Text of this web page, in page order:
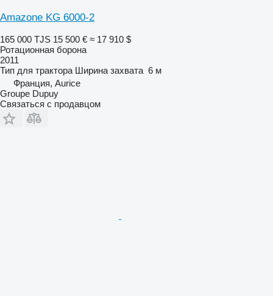
Amazone KG 6000-2
165 000 TJS 15 500 € ≈ 17 910 $
Ротационная борона
2011
Тип для трактора Ширина захвата 6 м
Франция, Aurice
Groupe Dupuy
Связаться с продавцом